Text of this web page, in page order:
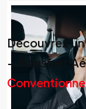
Découvrez
– Transfert